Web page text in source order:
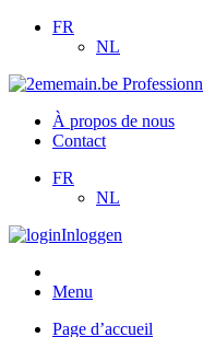
FR
NL
À propos de nous
Contact
FR
NL
Inloggen
Menu
Page d’accueil